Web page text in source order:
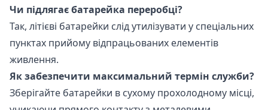
Чи підлягає батарейка переробці?
Так, літієві батарейки слід утилізувати у спеціальних
пунктах прийому відпрацьованих елементів
живлення.
Як забезпечити максимальний термін служби?
Зберігайте батарейки в сухому прохолодному місці,